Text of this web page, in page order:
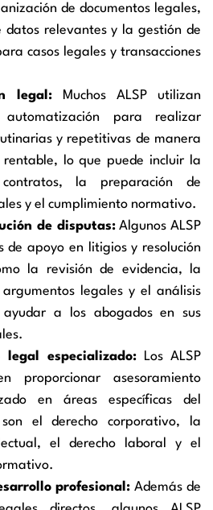
de documentos legales,
datos relevantes y la gestión de
casos legales y transacciones
legal: Muchos ALSP utilizan
para realizar
y repetitivas de manera
lo que puede incluir la
la preparación de
y el cumplimiento normativo.
de disputas:Algunos ALSP
de apoyo en litigios y resolución
la revisión de evidencia, la
legales y el análisis
a los abogados en sus
legal especializado: Los ALSP
proporcionar asesoramiento
en áreas específicas del
el derecho corporativo, la
el derecho laboral y el
profesional: Además de